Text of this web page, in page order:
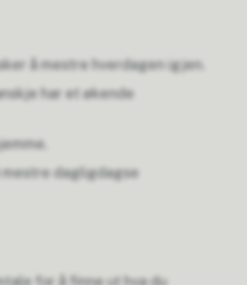
å mestre hverdagen igjen.
har et økende
mestre dagligdagse
for å finne ut hva du